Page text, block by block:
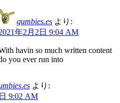
gumbies.es より:
年2月2日 9:04 AM
havin so much written content
you ever run into
より:
9:02 AM